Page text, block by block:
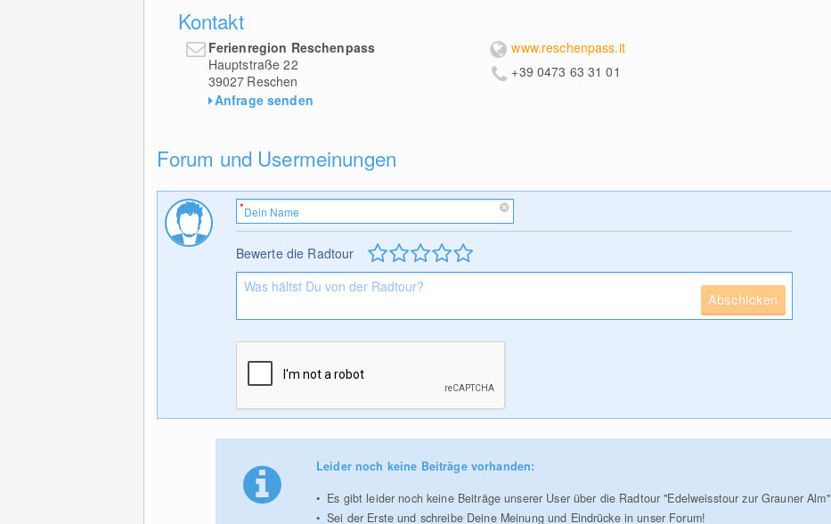
Kontakt
Ferienregion Reschenpass
Hauptstraße 22
39027 Reschen
Anfrage senden
www.reschenpass.it
+39 0473 63 31 01
Forum und Usermeinungen
Bewerte die Radtour
Abschicken
Leider noch keine Beiträge vorhanden:
Es gibt leider noch keine Beiträge unserer User über die Radtour "Edelweisstour zur Grauner Alm"
Sei der Erste und schreibe Deine Meinung und Eindrücke in unser Forum!